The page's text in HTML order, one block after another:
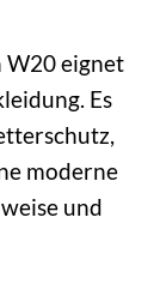
W20 eignet
Es
moderne
und